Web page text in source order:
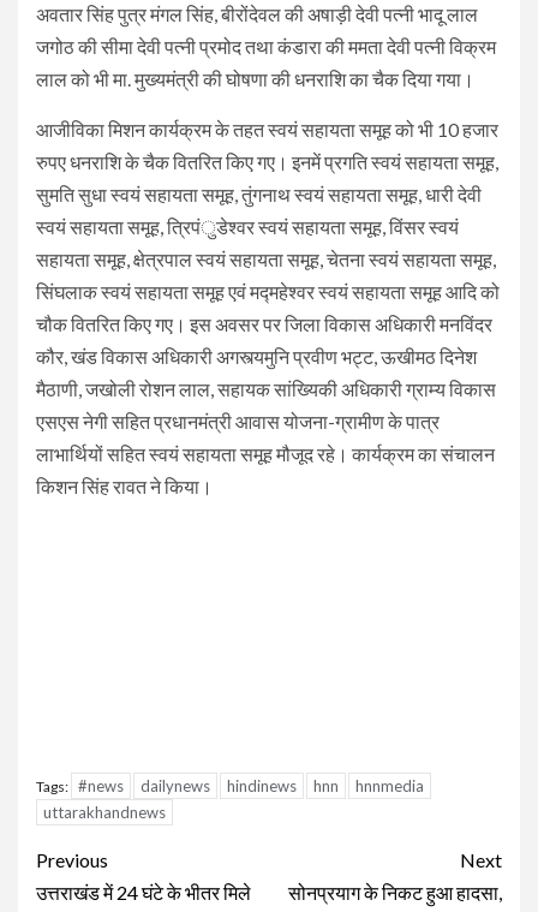
अवतार सिंह पुत्र मंगल सिंह, बीरोंदेवल की अषाड़ी देवी पत्नी भादू लाल
जगोठ की सीमा देवी पत्नी प्रमोद तथा कंडारा की ममता देवी पत्नी विक्रम
लाल को भी मा. मुख्यमंत्री की घोषणा की धनराशि का चैक दिया गया।
आजीविका मिशन कार्यक्रम के तहत स्वयं सहायता समूह को भी 10 हजार
रुपए धनराशि के चैक वितरित किए गए। इनमें प्रगति स्वयं सहायता समूह,
सुमति सुधा स्वयं सहायता समूह, तुंगनाथ स्वयं सहायता समूह, धारी देवी
स्वयं सहायता समूह, त्रिपंुडेश्वर स्वयं सहायता समूह, विंसर स्वयं
सहायता समूह, क्षेत्रपाल स्वयं सहायता समूह, चेतना स्वयं सहायता समूह,
सिंघलाक स्वयं सहायता समूह एवं मद्महेश्वर स्वयं सहायता समूह आदि को
चौक वितरित किए गए। इस अवसर पर जिला विकास अधिकारी मनविंदर
कौर, खंड विकास अधिकारी अगस्त्यमुनि प्रवीण भट्ट, ऊखीमठ दिनेश
मैठाणी, जखोली रोशन लाल, सहायक सांख्यिकी अधिकारी ग्राम्य विकास
एसएस नेगी सहित प्रधानमंत्री आवास योजना-ग्रामीण के पात्र
लाभार्थियों सहित स्वयं सहायता समूह मौजूद रहे। कार्यक्रम का संचालन
किशन सिंह रावत ने किया।
Tags: #news dailynews hindinews hnn
hnnmedia
uttarakhandnews
Continue
Reading
Previous
उत्तराखंड में 24 घंटे के भीतर मिले
Next
सोनप्रयाग के निकट हुआ हादसा,